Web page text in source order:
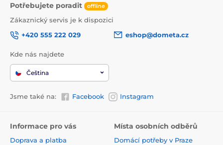
Potřebujete poradit offline
Zákaznický servis je k dispozici
+420 555 222 029
eshop@dometa.cz
Kde nás najdete
Čeština
Jsme také na: Facebook Instagram
Informace pro vás
Doprava a platba
Místa osobních odběrů
Domácí potřeby v Praze